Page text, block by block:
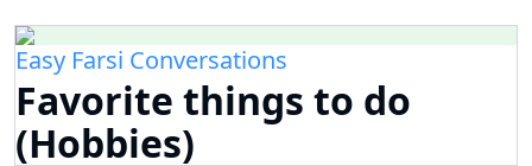
Easy Farsi Conversations
Favorite things to do
(Hobbies)